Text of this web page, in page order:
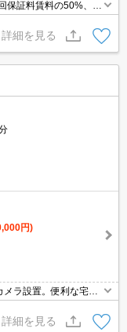
保証料賃料の50%、月
。駐輪場有。角部
詳細を見る
円)
ラ設置。便利な宅配
応援します！。
詳細を見る